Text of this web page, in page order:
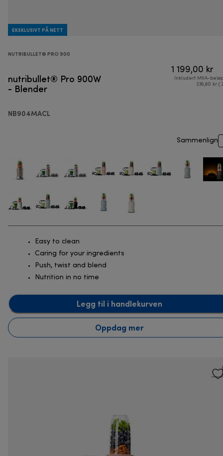
EKSKLUSIVT PÅ NETT
NUTRIBULLET® PRO 900
nutribullet® Pro 900W
- Blender
NB904MACL
1 199,00 kr
Inkludert MVA-
239,80 kr (
Sammenlign
Easy to clean
Caring for your ingredients
Push, twist and blend
Nutrition in no time
Legg til i handlekurven
Oppdag mer